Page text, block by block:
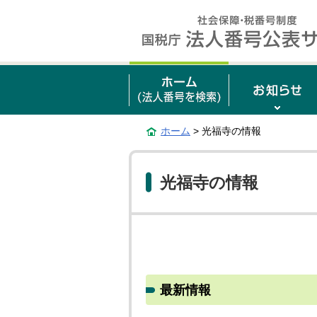
ホーム > 光福寺の情報
光福寺の情報
最新情報